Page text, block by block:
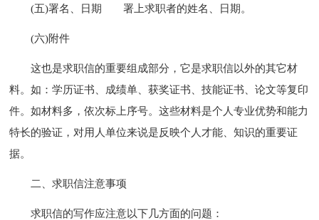
(五)署名、日期 署上求职者的姓名、日期。
(六)附件
这也是求职信的重要组成部分，它是求职信以外的其它材
料。如：学历证书、成绩单、获奖证书、技能证书、论文等复印
件。如材料多，依次标上序号。这些材料是个人专业优势和能力
特长的验证，对用人单位来说是反映个人才能、知识的重要证
据。
二、求职信注意事项
求职信的写作应注意以下几方面的问题：